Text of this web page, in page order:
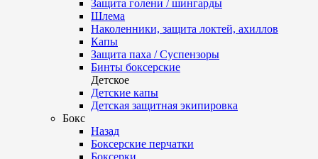
Защита голени / шингарды
Шлема
Наколенники, защита локтей, ахиллов
Капы
Защита паха / Суспензоры
Бинты боксерские
Детское
Детские капы
Детская защитная экипировка
Бокс
Назад
Боксерские перчатки
Боксерки